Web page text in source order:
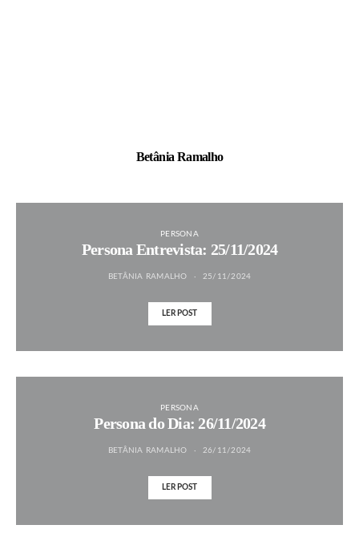
Betânia Ramalho
PERSONA
Persona Entrevista: 25/11/2024
BETÂNIA RAMALHO 25/11/2024
LER POST
PERSONA
Persona do Dia: 26/11/2024
BETÂNIA RAMALHO 26/11/2024
LER POST